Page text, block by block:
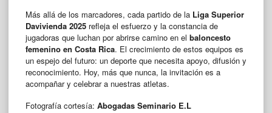
Más allá de los marcadores, cada partido de la Liga Superior
Davivienda 2025 refleja el esfuerzo y la constancia de
jugadoras que luchan por abrirse camino en el baloncesto
femenino en Costa Rica. El crecimiento de estos equipos es
un espejo del futuro: un deporte que necesita apoyo, difusión y
reconocimiento. Hoy, más que nunca, la invitación es a
acompañar y celebrar a nuestras atletas.
Fotografía cortesía: Abogadas Seminario E.L